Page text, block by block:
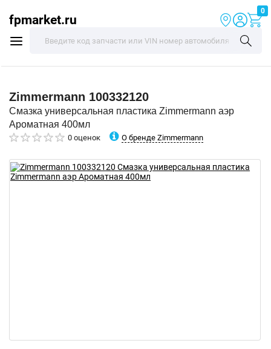
fpmarket.ru
0
Zimmermann 100332120
Смазка универсальная пластика Zimmermann аэр
Ароматная 400мл
0 оценок О бренде Zimmermann